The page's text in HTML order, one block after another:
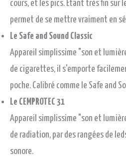
cours, et les pics. Etant très fin sur
permet de se mettre vraiment en
Le Safe and Sound Classic
Appareil simplissime "son et
de cigarettes, il s'emporte
poche. Calibré comme le Safe and
Le CEMPROTEC 31
Appareil simplissime "son et
de radiation, par des rangées de
sonore.